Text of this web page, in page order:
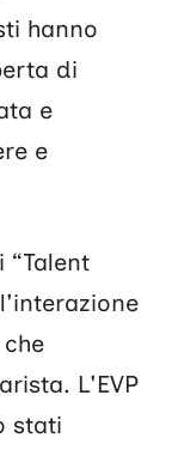
hanno
di
e
e
L'EVP
stati